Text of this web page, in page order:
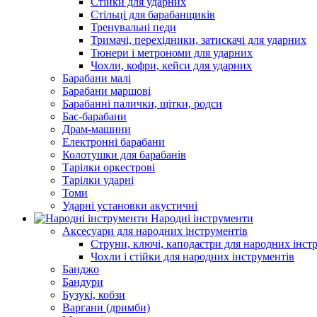
Стільці для барабанщиків
Тренувальні педи
Тримачі, перехідники, затискачі для ударних
Тюнери і метрономи для ударних
Чохли, кофри, кейси для ударних
Барабани малі
Барабани маршові
Барабанні палички, щітки, родси
Бас-барабани
Драм-машини
Електронні барабани
Колотушки для барабанів
Тарілки оркестрові
Тарілки ударні
Томи
Ударні установки акустичні
Народні інструменти
Аксесуари для народних інструментів
Струни, ключі, каподастри для народних
Чохли і стійки для народних інструментів
Банджо
Бандури
Бузукі, кобзи
Варгани (дримби)